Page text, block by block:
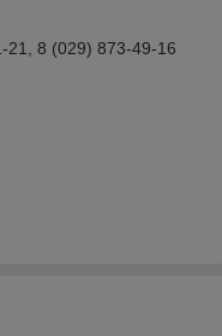
21, 8 (029) 873-49-16